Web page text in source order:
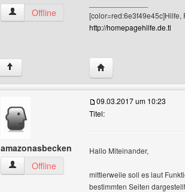
Fritz Benutzer-Profile anzeigen
Offline
[color=red:6e3f49e45c]Hilfe,
http://homepagehilfe.de.tl
↑ Website dieses
amazonasbecken
amazonasbecken Benutzer-Profile anzeigen
Offline
09.03.2017 um 10:23
Titel:
Hallo Miteinander,
mittlerweile soll es laut
bestimmten Seiten